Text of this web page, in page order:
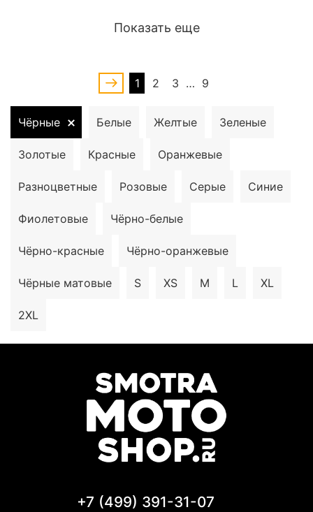
Показать еще
1 2 3 … 9
Чёрные Белые Желтые Зеленые
Золотые Красные Оранжевые
Разноцветные Розовые Серые Синие
Фиолетовые Чёрно-белые
Чёрно-красные Чёрно-оранжевые
Чёрные матовые S XS M L XL
2XL
+7 (499) 391-31-07